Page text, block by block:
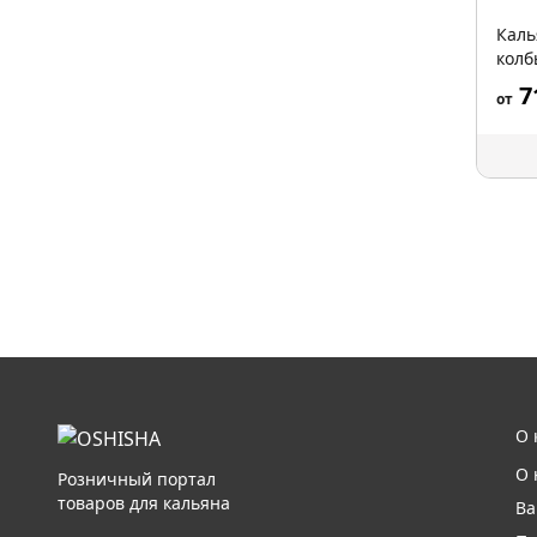
от
Розничный портал
товаров для кальяна
О
О